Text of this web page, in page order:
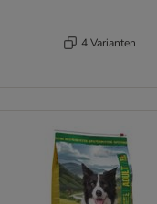
4 Varianten